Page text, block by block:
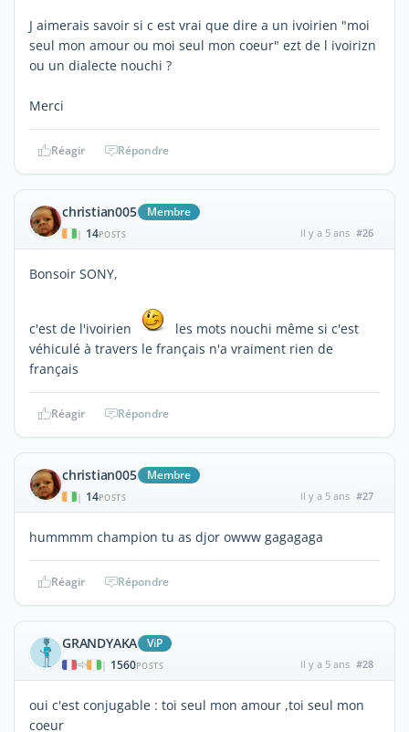
J aimerais savoir si c est vrai que dire a un ivoirien "moi
seul mon amour ou moi seul mon coeur" ezt de l ivoirizn
ou un dialecte nouchi ?
Merci
Réagir Répondre
christian005 Membre
| 14POSTS il y a 5 ans #26
Bonsoir SONY,
c'est de l'ivoirien
les mots nouchi même si c'est
véhiculé à travers le français n'a vraiment rien de
français
Réagir Répondre
christian005 Membre
| 14POSTS il y a 5 ans #27
hummmm champion tu as djor owww gagagaga
Réagir Répondre
GRANDYAKA ViP
| 1560POSTS il y a 5 ans #28
oui c'est conjugable : toi seul mon amour ,toi seul mon
coeur